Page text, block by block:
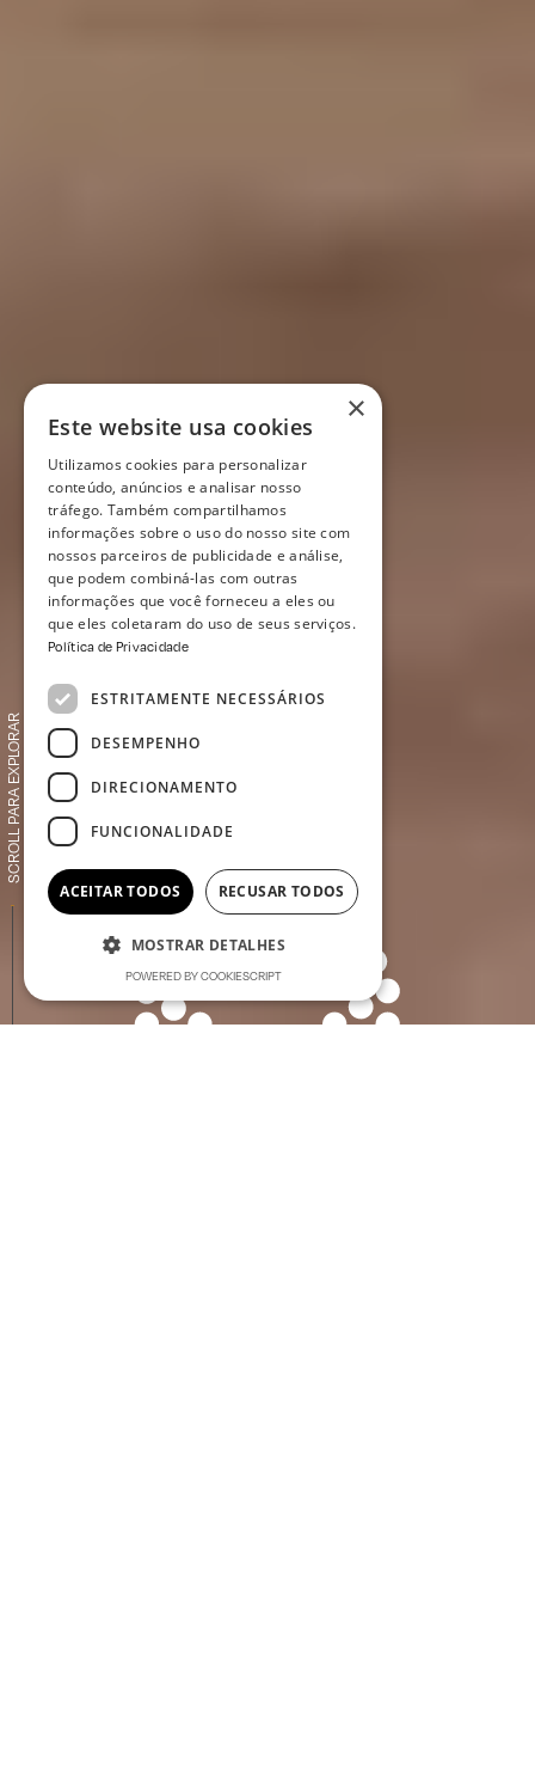
SCROLL PARA EXPLORAR
×
Este website usa cookies
Utilizamos cookies para personalizar
conteúdo, anúncios e analisar nosso
tráfego. Também compartilhamos
informações sobre o uso do nosso site com
nossos parceiros de publicidade e análise,
que podem combiná-las com outras
informações que você forneceu a eles ou
que eles coletaram do uso de seus serviços.
Política de Privacidade
ESTRITAMENTE NECESSÁRIOS
DESEMPENHO
DIRECIONAMENTO
FUNCIONALIDADE
ACEITAR TODOS RECUSAR TODOS
MOSTRAR DETALHES
POWERED BY COOKIESCRIPT